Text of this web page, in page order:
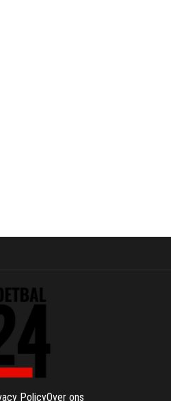
PolicyOver ons